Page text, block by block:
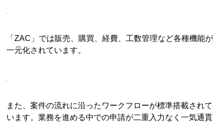
「ZAC」では販売、購買、経費、工数管理など各種機能が
一元化されています。
また、案件の流れに沿ったワークフローが標準搭載されて
います。業務を進める中での申請が二重入力なく一気通貫